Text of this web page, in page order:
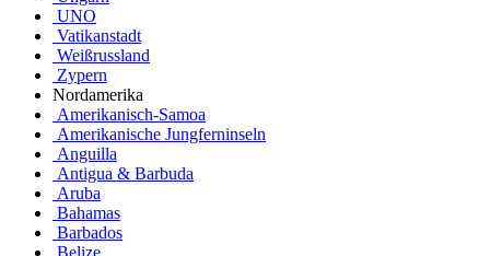
UNO
Vatikanstadt
Weißrussland
Zypern
Nordamerika
Amerikanisch-Samoa
Amerikanische Jungferninseln
Anguilla
Antigua & Barbuda
Aruba
Bahamas
Barbados
Belize